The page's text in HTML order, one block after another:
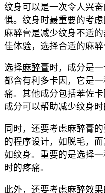
纹身可以是一次令人兴
惧。纹身时最重要的考
麻醉膏是减少纹身不适
佳体验，选择合适的麻醉
选择麻醉膏时，成分是
都含有利多卡因，它是
痛。其他成分包括苯佐
成分可以帮助减少纹身时
同时，还要考虑麻醉膏
的程序设计，如脱毛，
如纹身。重要的是选择
时的疼痛。
此外，还要考虑麻醉效